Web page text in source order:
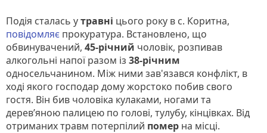
Подія сталась утравні цього року в с. Коритна,
повідомляє прокуратура. Встановлено, що
обвинувачений, 45-річний чоловік, розпивав
алкогольні напої разом із 38-річним
односельчанином. Між ними зав'язався конфлікт, в
ході якого господар дому жорстоко побив свого
гостя. Він бив чоловіка кулаками, ногами та
дерев’яною палицею по голові, тулубу, кінцівках. Від
отриманих травм потерпілий помер на місці.